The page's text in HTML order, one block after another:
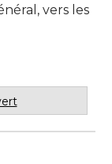
vers les